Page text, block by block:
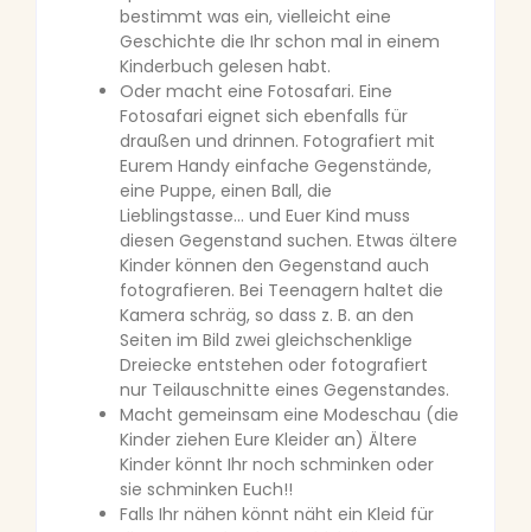
bestimmt was ein, vielleicht eine
Geschichte die Ihr schon mal in einem
Kinderbuch gelesen habt.
Oder macht eine Fotosafari. Eine
Fotosafari eignet sich ebenfalls für
draußen und drinnen. Fotografiert mit
Eurem Handy einfache Gegenstände,
eine Puppe, einen Ball, die
Lieblingstasse… und Euer Kind muss
diesen Gegenstand suchen. Etwas ältere
Kinder können den Gegenstand auch
fotografieren. Bei Teenagern haltet die
Kamera schräg, so dass z. B. an den
Seiten im Bild zwei gleichschenklige
Dreiecke entstehen oder fotografiert
nur Teilauschnitte eines Gegenstandes.
Macht gemeinsam eine Modeschau (die
Kinder ziehen Eure Kleider an) Ältere
Kinder könnt Ihr noch schminken oder
sie schminken Euch!!
Falls Ihr nähen könnt näht ein Kleid für